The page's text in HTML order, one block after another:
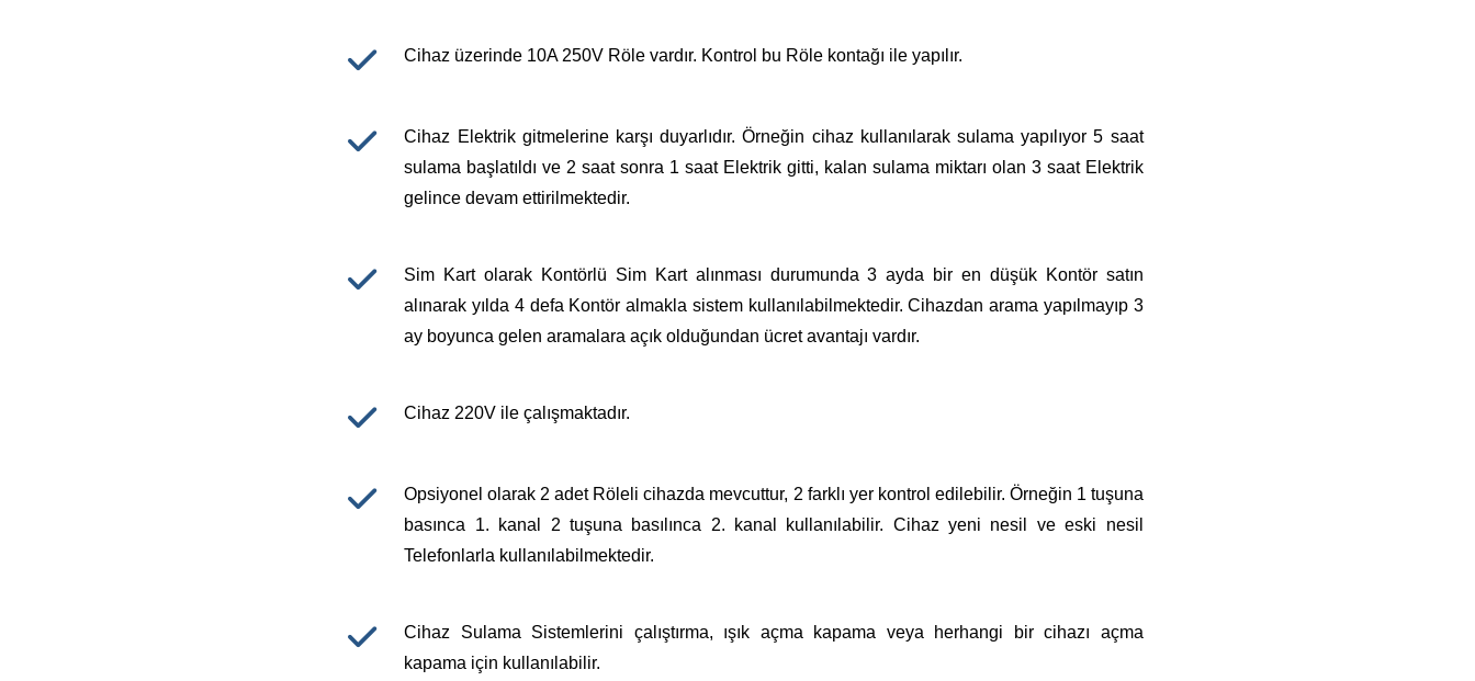
Cihaz üzerinde 10A 250V Röle vardır. Kontrol bu Röle kontağı ile yapılır.
Cihaz Elektrik gitmelerine karşı duyarlıdır. Örneğin cihaz kullanılarak sulama yapılıyor 5 saat
sulama başlatıldı ve 2 saat sonra 1 saat Elektrik gitti, kalan sulama miktarı olan 3 saat Elektrik
gelince devam ettirilmektedir.
Sim Kart olarak Kontörlü Sim Kart alınması durumunda 3 ayda bir en düşük Kontör satın
alınarak yılda 4 defa Kontör almakla sistem kullanılabilmektedir. Cihazdan arama yapılmayıp 3
ay boyunca gelen aramalara açık olduğundan ücret avantajı vardır.
Cihaz 220V ile çalışmaktadır.
Opsiyonel olarak 2 adet Röleli cihazda mevcuttur, 2 farklı yer kontrol edilebilir. Örneğin 1 tuşuna
basınca 1. kanal 2 tuşuna basılınca 2. kanal kullanılabilir. Cihaz yeni nesil ve eski nesil
Telefonlarla kullanılabilmektedir.
Cihaz Sulama Sistemlerini çalıştırma, ışık açma kapama veya herhangi bir cihazı açma
kapama için kullanılabilir.